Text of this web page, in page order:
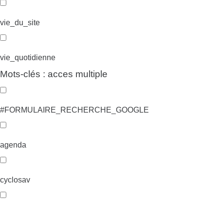
vie_du_site
vie_quotidienne
Mots-clés : acces multiple
#FORMULAIRE_RECHERCHE_GOOGLE
agenda
cyclosav